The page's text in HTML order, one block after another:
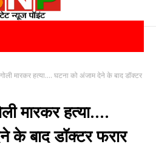
मारकर हत्या.... घटना को अंजाम देने के बाद डॉक्टर
मारकर हत्या....
के बाद डॉक्टर फरार